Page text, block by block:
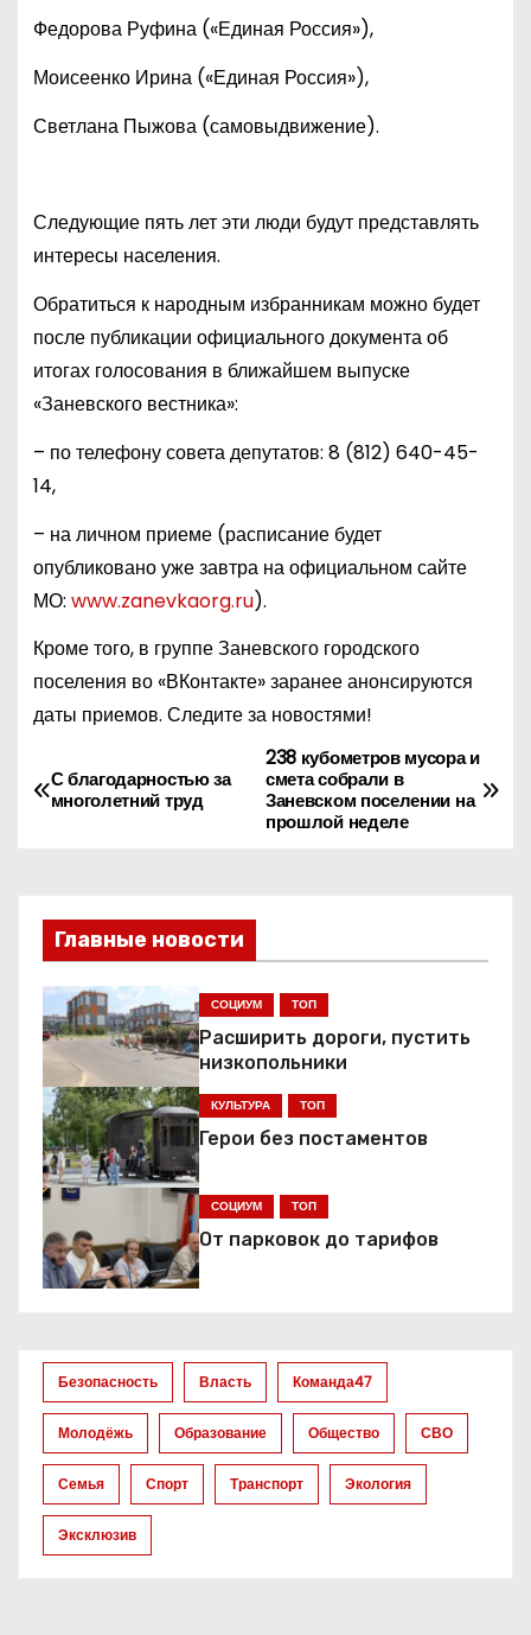
Федорова Руфина («Единая Россия»),
Моисеенко Ирина («Единая Россия»),
Светлана Пыжова (самовыдвижение).
Следующие пять лет эти люди будут представлять
интересы населения.
Обратиться к народным избранникам можно будет
после публикации официального документа об
итогах голосования в ближайшем выпуске
«Заневского вестника»:
– по телефону совета депутатов: 8 (812) 640-45-
14,
– на личном приеме (расписание будет
опубликовано уже завтра на официальном сайте
МО: www.zanevkaorg.ru).
Кроме того, в группе Заневского городского
поселения во «ВКонтакте» заранее анонсируются
даты приемов. Следите за новостями!
Н
а
и
г
а
ц
и
я
п
о
а
п
и
с
я
238 кубометров мусора и
смета собрали в
Заневском поселении на
прошлой неделе
С благодарностью за
многолетний труд
Главные новости
СОЦИУМ ТОП
Расширить дороги, пустить
низкопольники
КУЛЬТУРА ТОП
Герои без постаментов
СОЦИУМ ТОП
От парковок до тарифов
Безопасность Власть Команда47
Молодёжь Образование Общество СВО
Семья Спорт Транспорт Экология
Эксклюзив